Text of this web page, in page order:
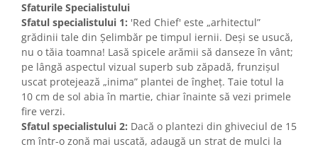
Sfaturile Specialistului
Sfatul specialistului 1: 'Red Chief' este „arhitectul”
grădinii tale din Șelimbăr pe timpul iernii. Deși se usucă,
nu o tăia toamna! Lasă spicele arămii să danseze în vânt;
pe lângă aspectul vizual superb sub zăpadă, frunzișul
uscat protejează „inima” plantei de îngheț. Taie totul la
10 cm de sol abia în martie, chiar înainte să vezi primele
fire verzi.
Sfatul specialistului 2: Dacă o plantezi din ghiveciul de 15
cm într-o zonă mai uscată, adaugă un strat de mulci la